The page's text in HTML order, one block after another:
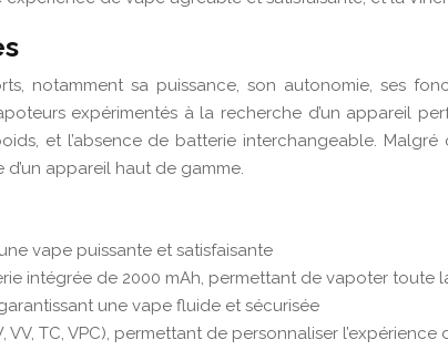
notamment sa puissance, son autonomie, ses
expérimentés à la recherche d’un appareil
et l’absence de batterie interchangeable.
appareil haut de gamme.
vape puissante et satisfaisante
intégrée de 2000 mAh, permettant de vapoter toute
une vape fluide et sécurisée
TC, VPC), permettant de personnaliser l’expérience